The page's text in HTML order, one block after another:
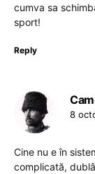
cumva sa
sport!
Reply
8
Cine nu e în
complicată,